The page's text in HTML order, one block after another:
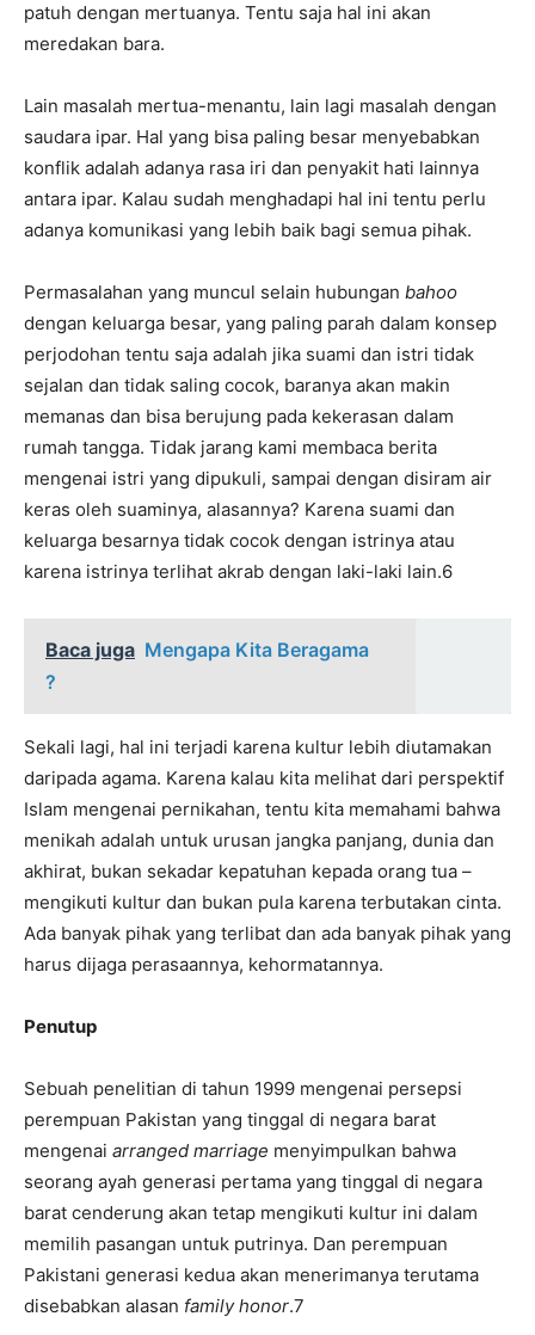
patuh dengan mertuanya. Tentu saja hal ini akan
meredakan bara.
Lain masalah mertua-menantu, lain lagi masalah dengan
saudara ipar. Hal yang bisa paling besar menyebabkan
konflik adalah adanya rasa iri dan penyakit hati lainnya
antara ipar. Kalau sudah menghadapi hal ini tentu perlu
adanya komunikasi yang lebih baik bagi semua pihak.
Permasalahan yang muncul selain hubungan bahoo
dengan keluarga besar, yang paling parah dalam konsep
perjodohan tentu saja adalah jika suami dan istri tidak
sejalan dan tidak saling cocok, baranya akan makin
memanas dan bisa berujung pada kekerasan dalam
rumah tangga. Tidak jarang kami membaca berita
mengenai istri yang dipukuli, sampai dengan disiram air
keras oleh suaminya, alasannya? Karena suami dan
keluarga besarnya tidak cocok dengan istrinya atau
karena istrinya terlihat akrab dengan laki-laki lain.6
Baca juga Mengapa Kita Beragama
?
Sekali lagi, hal ini terjadi karena kultur lebih diutamakan
daripada agama. Karena kalau kita melihat dari perspektif
Islam mengenai pernikahan, tentu kita memahami bahwa
menikah adalah untuk urusan jangka panjang, dunia dan
akhirat, bukan sekadar kepatuhan kepada orang tua –
mengikuti kultur dan bukan pula karena terbutakan cinta.
Ada banyak pihak yang terlibat dan ada banyak pihak yang
harus dijaga perasaannya, kehormatannya.
Penutup
Sebuah penelitian di tahun 1999 mengenai persepsi
perempuan Pakistan yang tinggal di negara barat
mengenai arranged marriage menyimpulkan bahwa
seorang ayah generasi pertama yang tinggal di negara
barat cenderung akan tetap mengikuti kultur ini dalam
memilih pasangan untuk putrinya. Dan perempuan
Pakistani generasi kedua akan menerimanya terutama
disebabkan alasan family honor.7